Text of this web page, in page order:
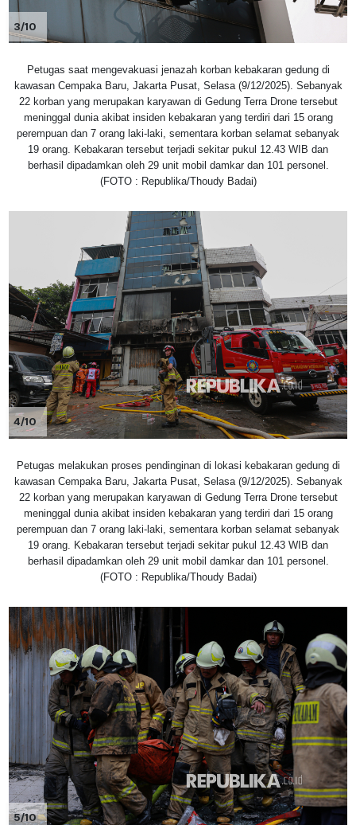
3/10
Petugas saat mengevakuasi jenazah korban kebakaran gedung di
kawasan Cempaka Baru, Jakarta Pusat, Selasa (9/12/2025). Sebanyak
22 korban yang merupakan karyawan di Gedung Terra Drone tersebut
meninggal dunia akibat insiden kebakaran yang terdiri dari 15 orang
perempuan dan 7 orang laki-laki, sementara korban selamat sebanyak
19 orang. Kebakaran tersebut terjadi sekitar pukul 12.43 WIB dan
berhasil dipadamkan oleh 29 unit mobil damkar dan 101 personel.
(FOTO : Republika/Thoudy Badai)
4/10
Petugas melakukan proses pendinginan di lokasi kebakaran gedung di
kawasan Cempaka Baru, Jakarta Pusat, Selasa (9/12/2025). Sebanyak
22 korban yang merupakan karyawan di Gedung Terra Drone tersebut
meninggal dunia akibat insiden kebakaran yang terdiri dari 15 orang
perempuan dan 7 orang laki-laki, sementara korban selamat sebanyak
19 orang. Kebakaran tersebut terjadi sekitar pukul 12.43 WIB dan
berhasil dipadamkan oleh 29 unit mobil damkar dan 101 personel.
(FOTO : Republika/Thoudy Badai)
5/10